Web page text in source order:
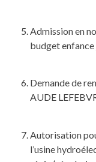
Admission en
budget enfance
Demande de
AUDE
Autorisation
l’usine